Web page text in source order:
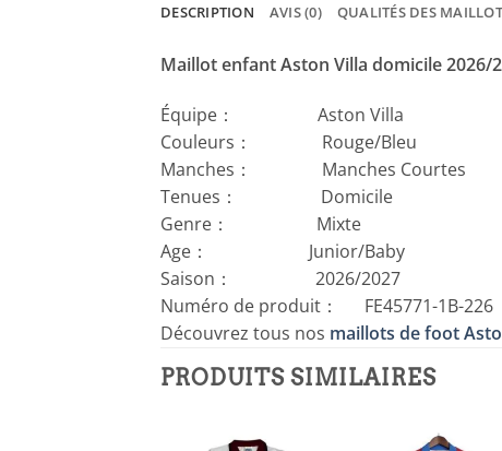
DESCRIPTION AVIS (0) QUALITÉS DES
Maillot enfant Aston Villa domicile 2026/
Équipe： Aston Villa
Couleurs： Rouge/Bleu
Manches： Manches Courtes
Tenues： Domicile
Genre： Mixte
Age： Junior/Baby
Saison： 2026/2027
Numéro de produit： FE45771-1B-226
Découvrez tous nos maillots de foot
PRODUITS SIMILAIRES